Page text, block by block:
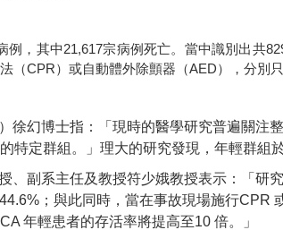
例，其中21,617宗病例死亡。當中識別出共
（CPR）或自動體外除顫器（AED），分別
徐幻博士指：「現時的醫學研究普遍關注
特定群組。」理大的研究發現，年輕群組
、副系主任及教授符少娥教授表示：「研
44.6% ；與此同時，當在事故現場施行CPR
年輕患者的存活率將提高至10 倍。」